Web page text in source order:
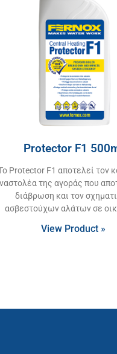
Protector F1
Protector F1 αποτελεί τον
της αγοράς που
διάβρωση και τον
ασβεστούχων αλάτων σε
View Product »